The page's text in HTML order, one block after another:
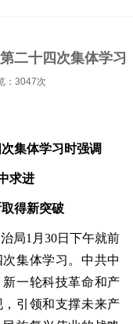
二十四次集体学习
3047次
集体学习时强调
求进
得新突破
局1月30日下午就前
集体学习。中共中
一轮科技革命和产
引领和支撑未来产